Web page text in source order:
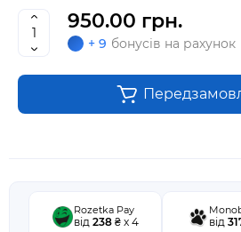
950.00 грн.
+ 9 бонусів на рахунок
Rozetka Pay
від 238₴ x 4 від